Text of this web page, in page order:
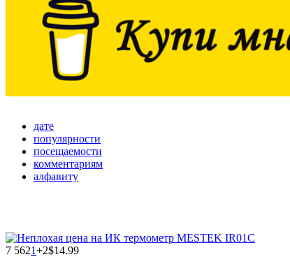
дате
популярности
посещаемости
комментариям
алфавиту
7 5621+2$14.99